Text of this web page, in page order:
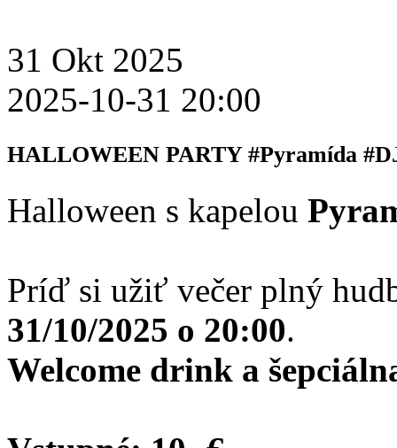
31 Okt 2025
2025-10-31 20:00
HALLOWEEN PARTY #Pyramída
Halloween s kapelou
Príď si užiť večer plný
31/10/2025 o 20:00.
Welcome drink a